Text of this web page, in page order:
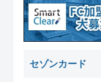
セゾンカード